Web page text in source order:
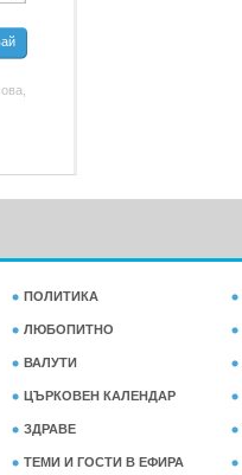
ПОЛИТИКА
ЛЮБОПИТНО
ВАЛУТИ
ЦЪРКОВЕН КАЛЕНДАР
ЗДРАВЕ
ТЕМИ И ГОСТИ В ЕФИРА